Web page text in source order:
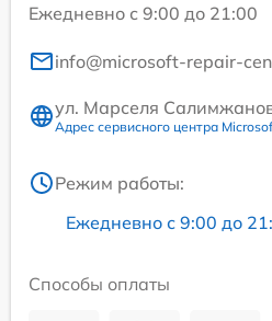
Ежедневно с 9:00 до 21:00
info@microsoft-repair-
ул. Марселя
Адрес сервисного центра
Режим работы:
Ежедневно с 9:00 до
Способы оплаты